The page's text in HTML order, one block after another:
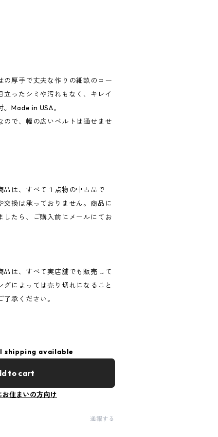
の厚手で丈夫な作りの細畝のコー
ったシミや汚れもなく、キレイ
Made in USA。
ので、幅の広いベルトは通せませ
品は、すべて１点物の中古品で
換は承っておりません。商品に
したら、ご購入前にメールにてお
は、すべて実店舗でも販売して
によっては売り切れになること
承ください。
shipping available
to cart
お住まいの方向け
通報する